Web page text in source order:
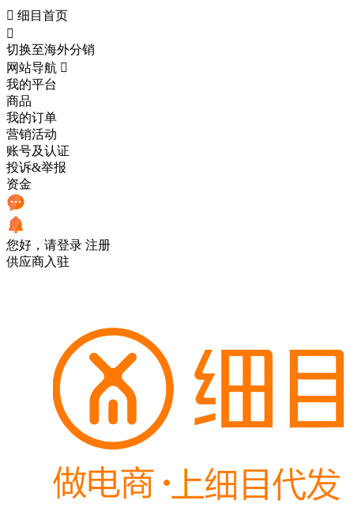
 细目首页

切换至海外分销
网站导航 
我的平台
商品
我的订单
营销活动
账号及认证
投诉&举报
资金
您好，请登录 注册
供应商入驻